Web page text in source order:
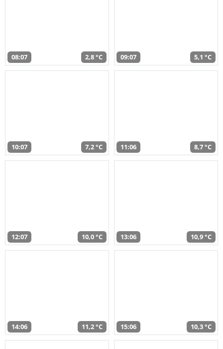
08:07 2,8 °C 09:07 5,1 °C
10:07 7,2 °C 11:06 8,7 °C
12:07 10,0 °C 13:06 10,9 °C
14:06 11,2 °C 15:06 10,3 °C